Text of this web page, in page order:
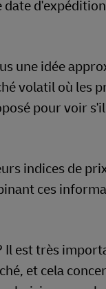
une idée
volatil où les
pour voir
indices de
ces
Il est très
et cela